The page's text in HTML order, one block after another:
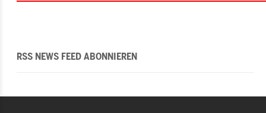
RSS NEWS FEED ABONNIEREN